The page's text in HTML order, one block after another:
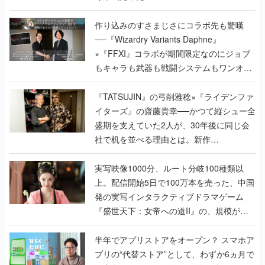
作り込みのすさまじさにコラボ先も驚嘆
──『Wizardry Variants Daphne』
×『FFXI』コラボが期間限定なのにジョブ
もキャラも武器も戦闘システムもワンオフ
で作り込まれた理由を両ディレクターに聞
く
『TATSUJIN』の弓削雅稔×『ライデンファ
イターズ』の齋藤貴幸──かつて縦シュー全
盛期を支えていた2人が、30年後に同じ会
社で机を並べる理由とは。新作
『TATSUJIN EXTREME』で初タッグを組
んだレジェンド2人に訊く開発秘話
実写映像1000分、ルート分岐100種類以
上。配信開始5日で100万本を売った、中国
発の実写インタラクティブドラマゲーム
『盛世天下：女帝への道II』の、規模が違
うこだわりをプロデューサーに聞いた
半年でアプリストアをオープン？ スマホア
プリの“代替ストア”として、わずか6ヵ月で